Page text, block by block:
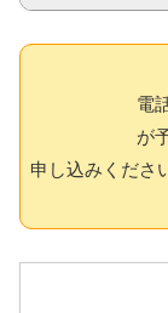
電
が
申し込みくださ